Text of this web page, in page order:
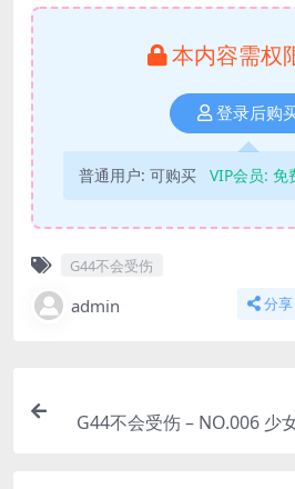
本内容需权
登录后购
普通用户: 可购买 VIP会员: 免
G44不会受伤
admin 分享
G44不会受伤 – NO.006 少